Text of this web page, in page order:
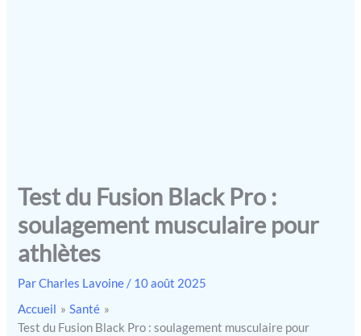
Test du Fusion Black Pro :
soulagement musculaire pour
athlètes
ParCharles Lavoine / 10 août 2025
Accueil
Santé
Test du Fusion Black Pro : soulagement musculaire pour